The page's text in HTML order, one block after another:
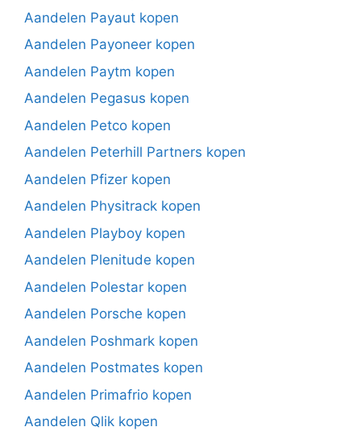
Aandelen Payaut kopen
Aandelen Payoneer kopen
Aandelen Paytm kopen
Aandelen Pegasus kopen
Aandelen Petco kopen
Aandelen Peterhill Partners kopen
Aandelen Pfizer kopen
Aandelen Physitrack kopen
Aandelen Playboy kopen
Aandelen Plenitude kopen
Aandelen Polestar kopen
Aandelen Porsche kopen
Aandelen Poshmark kopen
Aandelen Postmates kopen
Aandelen Primafrio kopen
Aandelen Qlik kopen